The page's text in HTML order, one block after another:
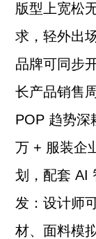
版型上宽松
求，轻外出
品牌可同步
长产品销售
POP 趋势深
万 + 服装企
划，配套 AI
发：设计师
材、面料模